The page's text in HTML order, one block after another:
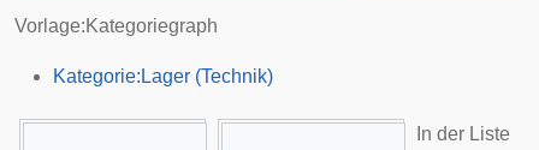
Vorlage:Kategoriegraph
Kategorie:Lager (Technik)
In der Liste